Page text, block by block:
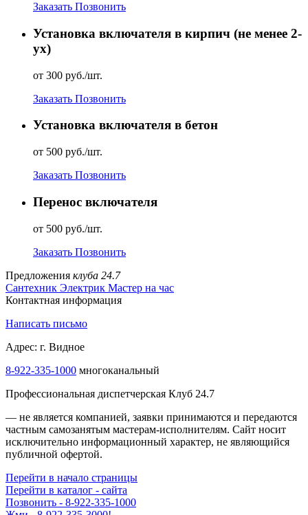
Заказать Позвонить
Установка включателя в кирпич (не менее 2-
ух)
от 300 руб./шт.
Заказать Позвонить
Установка включателя в бетон
от 500 руб./шт.
Заказать Позвонить
Перенос включателя
от 500 руб./шт.
Заказать Позвонить
Предложения клуба 24.7
Сантехник Электрик Мастер на час
Контактная информация
Написать письмо
Адрес: г. Видное
8-922-335-1000 многоканальный
Профессиональная диспетчерская Клуб 24.7
— не является компанией, заявки принимаются и передаются
частным самозанятым мастерам‑исполнителям. Сайт носит
исключительно информационный характер, не являющийся
публичной офертой.
Перейти в начало страницы
Перейти в каталог - сайта
Позвонить - 8-922-335-1000